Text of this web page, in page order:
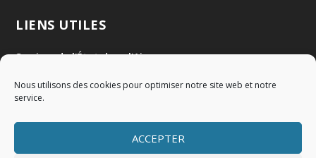
Nous utilisons des cookies pour optimiser notre site web et notre
service.
ACCEPTER
LIENS UTILES
Services de l'État dans l'Ain
Communauté de Communes Val de Saône Centre
SMIDOM